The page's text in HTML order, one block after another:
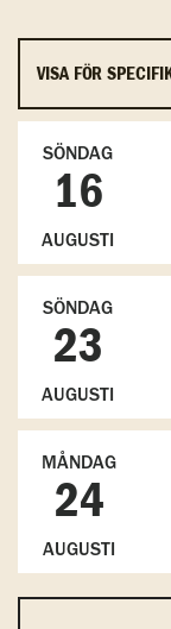
SÖNDAG
16
AUGUSTI
SÖNDAG
23
AUGUSTI
MÅNDAG
24
AUGUSTI